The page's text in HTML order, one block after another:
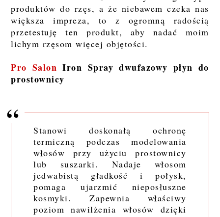
produktów do rzęs, a że niebawem czeka nas
większa impreza, to z ogromną radością
przetestuję ten produkt, aby nadać moim
lichym rzęsom więcej objętości.
Pro Salon Iron Spray dwufazowy płyn do
prostownicy
Stanowi doskonałą ochronę
termiczną podczas modelowania
włosów przy użyciu prostownicy
lub suszarki. Nadaje włosom
jedwabistą gładkość i połysk,
pomaga ujarzmić nieposłuszne
kosmyki. Zapewnia właściwy
poziom nawilżenia włosów dzięki